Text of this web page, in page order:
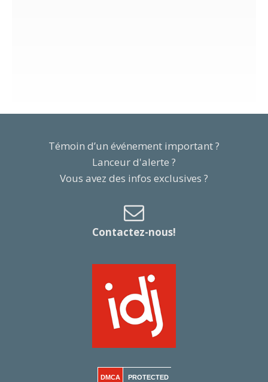
Témoin d’un événement important ?
Lanceur d'alerte ?
Vous avez des infos exclusives ?
Contactez-nous!
DMCA PROTECTED